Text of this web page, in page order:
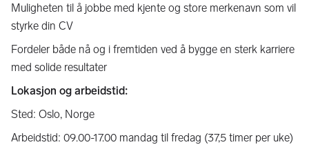
Muligheten til å jobbe med kjente og store merkenavn som vil
styrke din CV
Fordeler både nå og i fremtiden ved å bygge en sterk karriere
med solide resultater
Lokasjon og arbeidstid:
Sted: Oslo, Norge
Arbeidstid: 09.00-17.00 mandag til fredag (37,5 timer per uke)